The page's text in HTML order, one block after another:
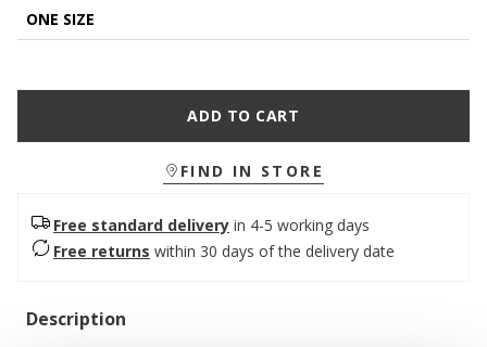
ONE SIZE
ADD TO CART
FIND IN STORE
Free standard delivery in 4-5 working days
Free returns within 30 days of the delivery date
Description